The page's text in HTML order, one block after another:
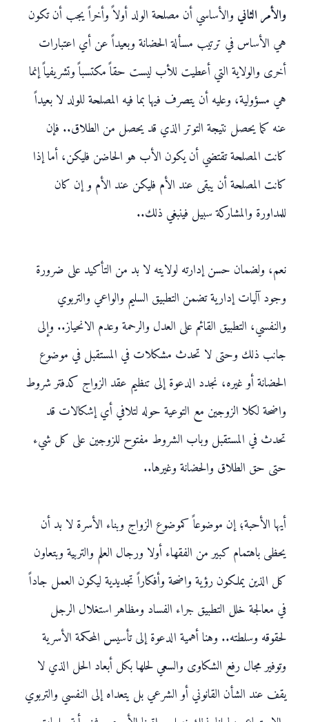
والأمر الثاني والأساسي أن مصلحة الولد أولاً وأخراً يجب أن تكون
هي الأساس في ترتيب مسألة الحضانة وبعيداً عن أي اعتبارات
أخرى والولاية التي أعطيت للأب ليست حقاً مكتسباً وتشريفياً إنما
هي مسؤولية، وعليه أن يتصرف فيها بما فيه المصلحة للولد لا بعيداً
عنه كما يحصل نتيجة التوتر الذي قد يحصل من الطلاق.. فإن
كانت المصلحة تقتضي أن يكون الأب هو الحاضن فليكن، أما إذا
كانت المصلحة أن يبقى عند الأم فليكن عند الأم و إن كان
للمداورة والمشاركة سبيل فينبغي ذلك..
نعم، ولضمان حسن إدارته لولايته لا بد من التأكيد على ضرورة
وجود آليات إدارية تضمن التطبيق السليم والواعي والتربوي
والنفسي، التطبيق القائم على العدل والرحمة وعدم الانحياز.. وإلى
جانب ذلك وحتى لا تحدث مشكلات في المستقبل في موضوع
الحضانة أو غيره، نجدد الدعوة إلى تنظيم عقد الزواج كدفتر شروط
واضحة لكلا الزوجين مع التوعية حوله لتلافي أي إشكالات قد
تحدث في المستقبل وباب الشروط مفتوح للزوجين على كل شيء
حتى حق الطلاق والحضانة وغيرها..
أيها الأحبة؛ إن موضوعاً كموضوع الزواج وبناء الأسرة لا بد أن
يحظى باهتمام كبير من الفقهاء أولا ورجال العلم والتربية وبتعاون
كل الذين يملكون رؤية واضحة وأفكاراً تجديدية ليكون العمل جاداً
في معالجة خلل التطبيق جراء الفساد ومظاهر استغلال الرجل
لحقوقه وسلطته.. وهنا أهمية الدعوة إلى تأسيس المحكمة الأسرية
وتوفير مجال رفع الشكاوى والسعي لحلها بكل أبعاد الحل الذي لا
يقف عند الشأن القانوني أو الشرعي بل يتعداه إلى النفسي والتربوي